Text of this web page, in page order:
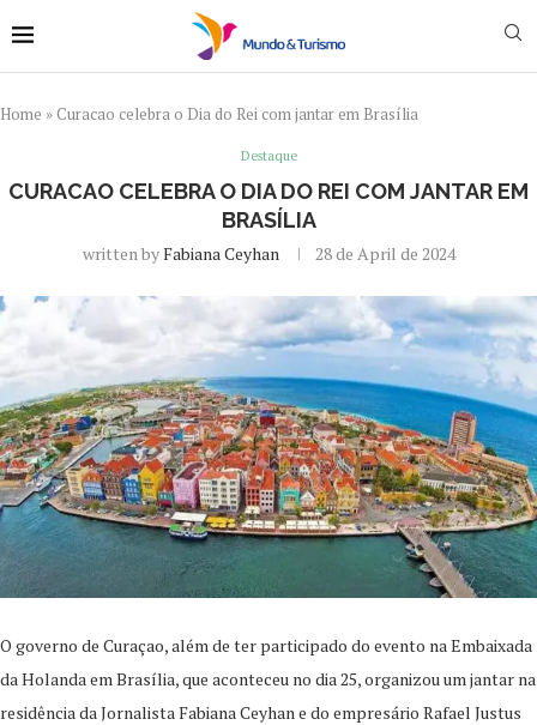
Home » Curacao celebra o Dia do Rei com jantar em Brasília
Destaque
CURACAO CELEBRA O DIA DO REI COM JANTAR EM
BRASÍLIA
written byFabiana Ceyhan 28 de April de 2024
O governo de Curaçao, além de ter participado do evento na Embaixada
da Holanda em Brasília, que aconteceu no dia 25, organizou um jantar na
residência da Jornalista Fabiana Ceyhan e do empresário Rafael Justus